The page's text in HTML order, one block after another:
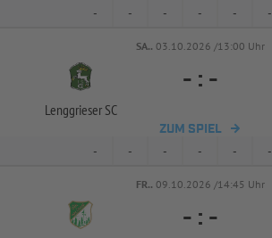
- - - - - -
SA.. 03.10.2026 /13:00 Uhr
Lenggrieser SC
- : -
ZUM SPIEL
- - - - - -
FR.. 09.10.2026 /14:45 Uhr
- : -